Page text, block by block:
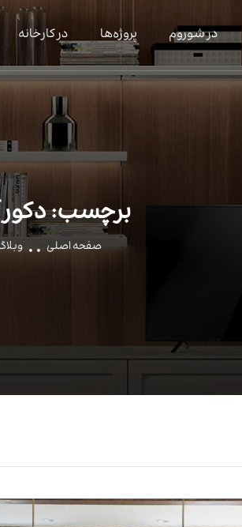
در شوروم پروژه‌ها در کارخانه
برچسب:
صفحه اصلی